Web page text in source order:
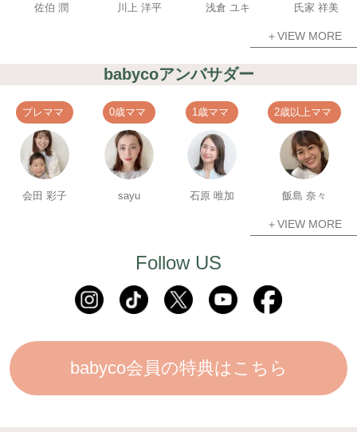
佐伯 潤 川上 洋平 浅倉 ユキ 氏家 祥美
＋VIEW MORE
babycoアンバサダー
プレママ
会田 彩子
0歳ママ
sayu
1歳ママ
石原 唯加
2歳以上ママ
飯島 奈々
＋VIEW MORE
Follow US
babyco会員の特典はこちら